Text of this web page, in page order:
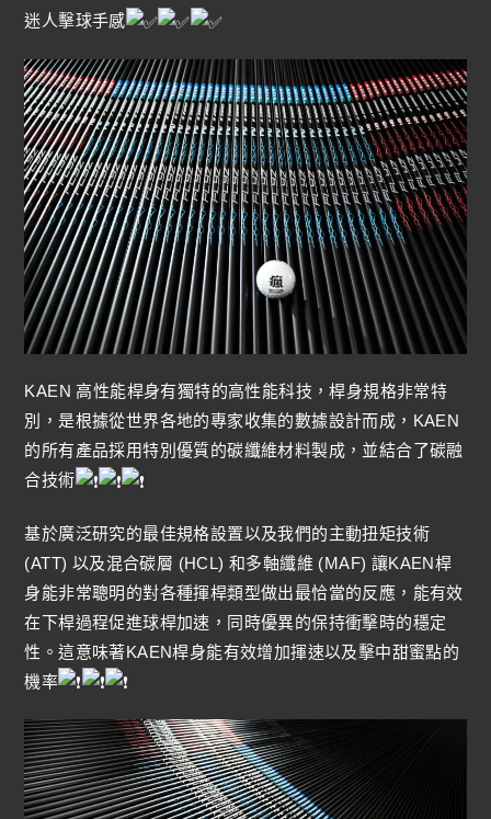
迷人擊球手感
KAEN 高性能桿身有獨特的高性能科技，桿身規格非常特
別，是根據從世界各地的專家收集的數據設計而成，KAEN
的所有產品採用特別優質的碳纖維材料製成，並結合了碳融
合技術
基於廣泛研究的最佳規格設置以及我們的主動扭矩技術
(ATT) 以及混合碳層 (HCL) 和多軸纖維 (MAF) 讓KAEN桿
身能非常聰明的對各種揮桿類型做出最恰當的反應，能有效
在下桿過程促進球桿加速，同時優異的保持衝擊時的穩定
性。這意味著KAEN桿身能有效增加揮速以及擊中甜蜜點的
機率